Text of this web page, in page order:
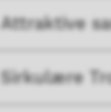
Attraktive
Sirkulære